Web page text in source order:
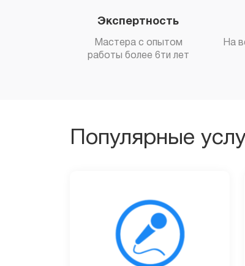
Экспертность
Мастера с опытом
работы более 6ти лет
На
Популярные